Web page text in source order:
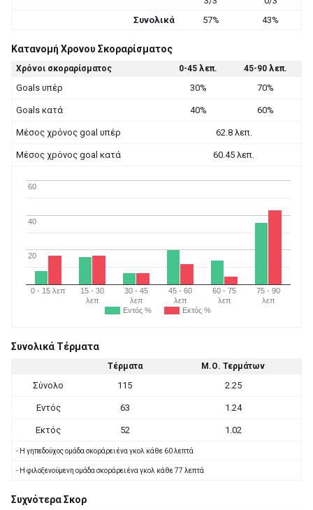
Συνολικά
57% 43%
Κατανομή Χρονου Σκοραρίσματος
Χρόνοι σκοραρίσματος 0-45 λεπ. 45-90 λεπ.
Goals υπέρ 30% 70%
Goals κατά 40% 60%
Μέσος χρόνος goal υπέρ 62.8 λεπ.
Μέσος χρόνος goal κατά 60.45 λεπ.
Εντός % Εκτός %
0 - 15 λεπ
15 - 30
λεπ
30 - 45
λεπ
45 - 60
λεπ
60 - 75
λεπ
75 - 90
λεπ
20
40
60
Συνολικά Τέρματα
Τέρματα Μ.Ο. Τερμάτων
Σύνολο 115 2.25
Εντός 63 1.24
Εκτός 52 1.02
- Η γηπεδούχος ομάδα σκοράρει ένα γκολ κάθε 60 λεπτά
- Η φιλοξενούμενη ομάδα σκοράρει ένα γκολ κάθε 77 λεπτά
Συχνότερα Σκορ